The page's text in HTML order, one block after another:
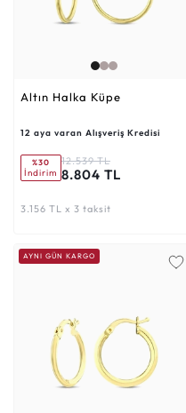
Altın Halka Küpe
12 aya varan Alışveriş Kredisi
%30
İndirim
12.539 TL
8.804 TL
3.156 TL x 3 taksit
AYNI GÜN KARGO